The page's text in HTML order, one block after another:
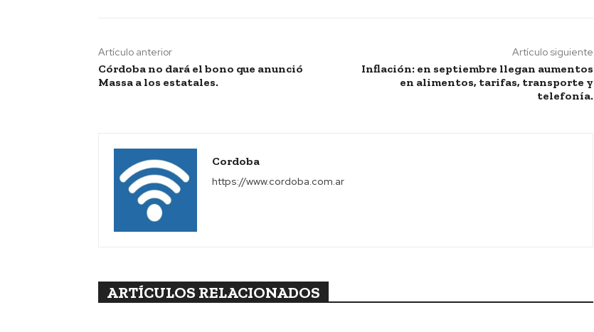
Artículo anterior
Córdoba no dará el bono que anunció
Massa a los estatales.
Artículo siguiente
Inflación: en septiembre llegan aumentos
en alimentos, tarifas, transporte y
telefonía.
Cordoba
https://www.cordoba.com.ar
ARTÍCULOS RELACIONADOS